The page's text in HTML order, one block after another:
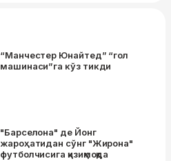
“Манчестер Юнайтед” “гол
машинаси”га кўз тикди
"Барселона" де Йонг
жароҳатидан сўнг "Жирона"
футболчисига қизиқмоқда